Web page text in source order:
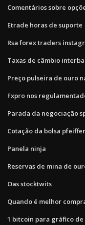
Comentários sobre
Etrade horas de suporte
Rsa forex traders
Taxas de câmbio
Preço pulseira de ouro
Fxpro nos
Parada da negociação
Cotação da bolsa pfeiffer
Panela ninja
Reservas de mina de
Oas stocktwits
Quando é melhor
1 bitcoin para gráfico